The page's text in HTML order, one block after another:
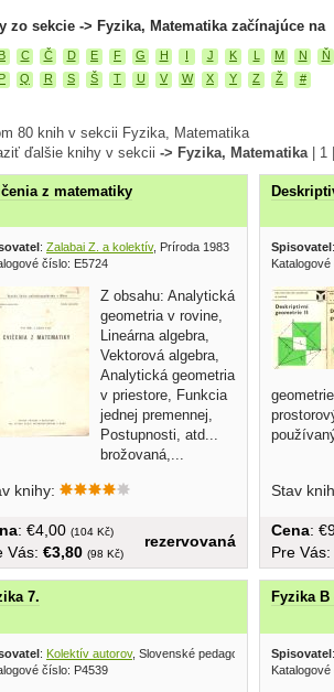
zo sekcie -> Fyzika, Matematika začínajúce na
B C Č D E F G H I J K L M N
Ň
P Q R S Š T U V W X Y Z Ž #
80 knih v sekcii Fyzika, Matematika
ďalšie knihy v sekcii -> Fyzika, Matematika | 1 |
z matematiky
: Zalabai Z. a kolektív, Príroda 1983
číslo: E5724
Z obsahu: Analytická
geometria v rovine,
Lineárna algebra,
Vektorová algebra,
Analytická geometria
v priestore, Funkcia
jednej premennej,
Postupnosti, atd...
brožovaná,...
knihy:
rezervovaná
: €4,00 (104 Kč)
Vás: €3,80 (98 Kč)
Spisovatel :
Stav
Cena:
Pre Vás:
7.
: Kolektív autorov, Slovenské pedagogické
číslo: P4539
Fyzika B
Spisovatel: